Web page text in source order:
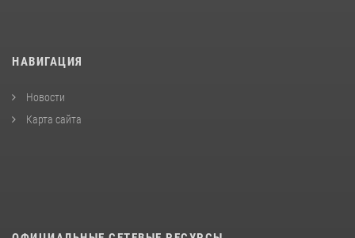
НАВИГАЦИЯ
Новости
Карта сайта